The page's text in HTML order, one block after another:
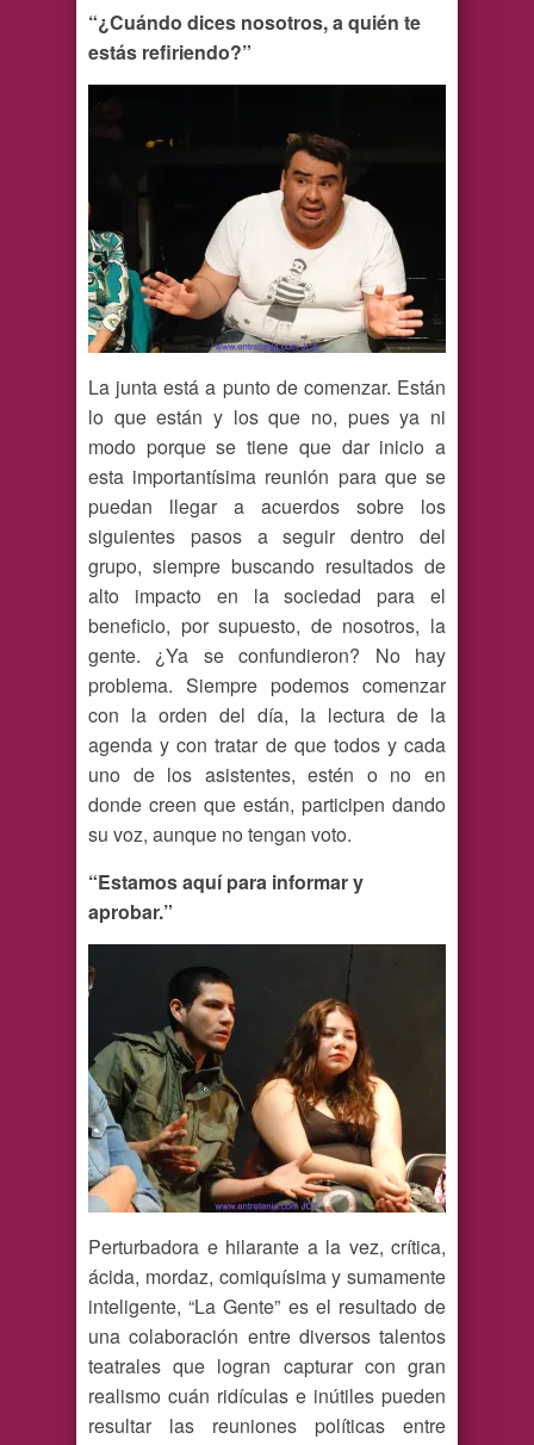
“¿Cuándo dices nosotros, a quién te
estás refiriendo?”
La junta está a punto de comenzar. Están
lo que están y los que no, pues ya ni
modo porque se tiene que dar inicio a
esta importantísima reunión para que se
puedan llegar a acuerdos sobre los
siguientes pasos a seguir dentro del
grupo, siempre buscando resultados de
alto impacto en la sociedad para el
beneficio, por supuesto, de nosotros, la
gente. ¿Ya se confundieron? No hay
problema. Siempre podemos comenzar
con la orden del día, la lectura de la
agenda y con tratar de que todos y cada
uno de los asistentes, estén o no en
donde creen que están, participen dando
su voz, aunque no tengan voto.
“Estamos aquí para informar y
aprobar.”
Perturbadora e hilarante a la vez, crítica,
ácida, mordaz, comiquísima y sumamente
inteligente, “La Gente” es el resultado de
una colaboración entre diversos talentos
teatrales que logran capturar con gran
realismo cuán ridículas e inútiles pueden
resultar las reuniones políticas entre